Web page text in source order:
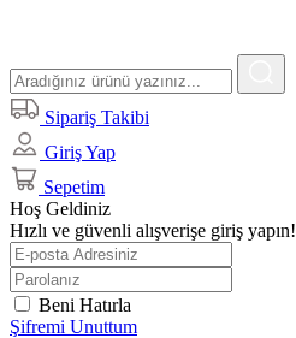
Sipariş Takibi
Giriş Yap
Sepetim
Hoş Geldiniz
Hızlı ve güvenli alışverişe giriş yapın!
Beni Hatırla
Şifremi Unuttum